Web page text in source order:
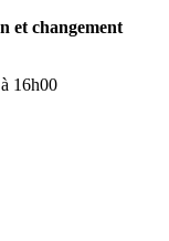
et changement
16h00